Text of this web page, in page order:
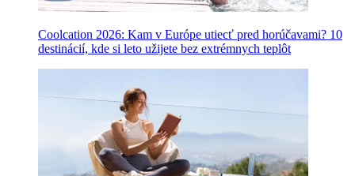
Coolcation 2026: Kam v Európe utiecť pred horúčavami? 10
destinácií, kde si leto užijete bez extrémnych teplôt